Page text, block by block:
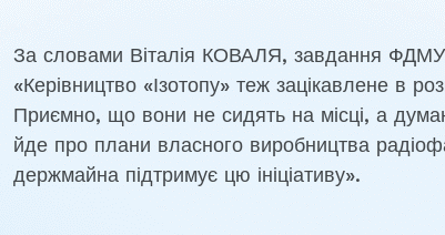
За словами Віталія КОВАЛЯ, завдання
«Керівництво «Ізотопу» теж зацікавлене в
Приємно, що вони не сидять на місці, а
йде про плани власного виробництва
держмайна підтримує цю ініціативу».